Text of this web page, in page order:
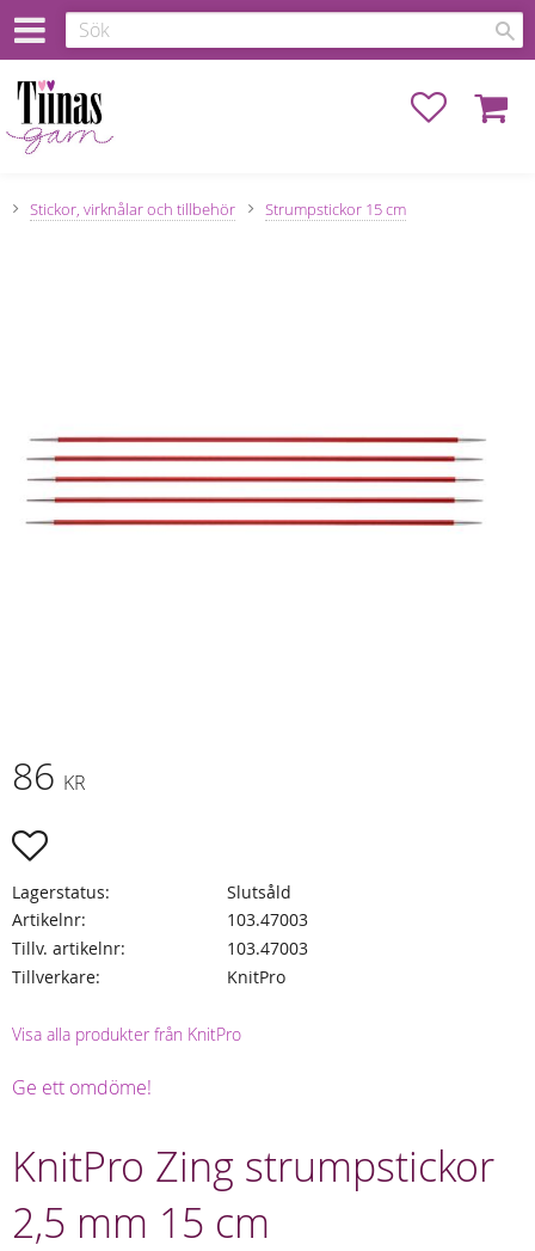
Favoriter
Stickor, virknålar och tillbehör Strumpstickor 15 cm
86 KR
Lägg till i favoriter
Lagerstatus
Slutsåld
Artikelnr
103.47003
Tillv. artikelnr
103.47003
Tillverkare
KnitPro
Visa alla produkter från KnitPro
Ge ett omdöme!
KnitPro Zing strumpstickor
2,5 mm 15 cm